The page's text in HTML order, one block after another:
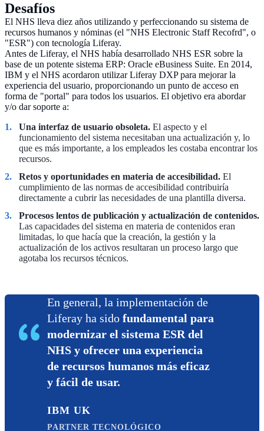
Desafíos
El NHS lleva diez años utilizando y perfeccionando su sistema de
recursos humanos y nóminas (el "NHS Electronic Staff Recofrd", o
"ESR") con tecnología Liferay.
Antes de Liferay, el NHS había desarrollado NHS ESR sobre la
base de un potente sistema ERP: Oracle eBusiness Suite. En 2014,
IBM y el NHS acordaron utilizar Liferay DXP para mejorar la
experiencia del usuario, proporcionando un punto de acceso en
forma de "portal" para todos los usuarios. El objetivo era abordar
y/o dar soporte a:
Una interfaz de usuario obsoleta. El aspecto y el
funcionamiento del sistema necesitaban una actualización y, lo
que es más importante, a los empleados les costaba encontrar los
recursos.
Retos y oportunidades en materia de accesibilidad. El
cumplimiento de las normas de accesibilidad contribuiría
directamente a cubrir las necesidades de una plantilla diversa.
Procesos lentos de publicación y actualización de contenidos.
Las capacidades del sistema en materia de contenidos eran
limitadas, lo que hacía que la creación, la gestión y la
actualización de los activos resultaran un proceso largo que
agotaba los recursos técnicos.
En general, la implementación de
Liferay ha sido fundamental para
modernizar el sistema ESR del
NHS y ofrecer una experiencia
de recursos humanos más eficaz
y fácil de usar.
IBM UK
PARTNER TECNOLÓGICO